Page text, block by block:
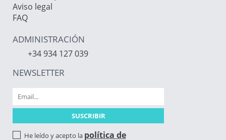
Aviso legal
FAQ
ADMINISTRACIÓN
+34 934 127 039
NEWSLETTER
He leído y acepto la política de